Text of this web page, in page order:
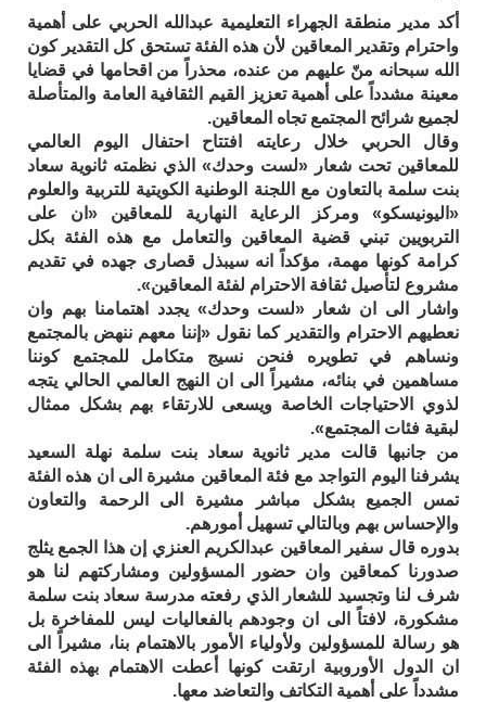
أكد مدير منطقة الجهراء التعليمية عبدالله الحربي على أهمية
واحترام وتقدير المعاقين لأن هذه الفئة تستحق كل التقدير كون
الله سبحانه منّ عليهم من عنده، محذراً من اقحامها في قضايا
معينة مشدداً على أهمية تعزيز القيم الثقافية العامة والمتأصلة
لجميع شرائح المجتمع تجاه المعاقين.
وقال الحربي خلال رعايته افتتاح احتفال اليوم العالمي
للمعاقين تحت شعار «لست وحدك» الذي نظمته ثانوية سعاد
بنت سلمة بالتعاون مع اللجنة الوطنية الكويتية للتربية والعلوم
«اليونيسكو» ومركز الرعاية النهارية للمعاقين «ان على
التربويين تبني قضية المعاقين والتعامل مع هذه الفئة بكل
كرامة كونها مهمة، مؤكداً انه سيبذل قصارى جهده في تقديم
مشروع لتأصيل ثقافة الاحترام لفئة المعاقين».
واشار الى ان شعار «لست وحدك» يجدد اهتمامنا بهم وان
نعطيهم الاحترام والتقدير كما نقول «إننا معهم ننهض بالمجتمع
ونساهم في تطويره فنحن نسيج متكامل للمجتمع كوننا
مساهمين في بنائه، مشيراً الى ان النهج العالمي الحالي يتجه
لذوي الاحتياجات الخاصة ويسعى للارتقاء بهم بشكل ممثال
لبقية فئات المجتمع».
من جانبها قالت مدير ثانوية سعاد بنت سلمة نهلة السعيد
يشرفنا اليوم التواجد مع فئة المعاقين مشيرة الى ان هذه الفئة
تمس الجميع بشكل مباشر مشيرة الى الرحمة والتعاون
والإحساس بهم وبالتالي تسهيل أمورهم.
بدوره قال سفير المعاقين عبدالكريم العنزي إن هذا الجمع يثلج
صدورنا كمعاقين وان حضور المسؤولين ومشاركتهم لنا هو
شرف لنا وتجسيد للشعار الذي رفعته مدرسة سعاد بنت سلمة
مشكورة، لافتاً الى ان وجودهم بالفعاليات ليس للمفاخرة بل
هو رسالة للمسؤولين ولأولياء الأمور بالاهتمام بنا، مشيراً الى
ان الدول الأوروبية ارتقت كونها أعطت الاهتمام بهذه الفئة
مشدداً على أهمية التكاتف والتعاضد معها.